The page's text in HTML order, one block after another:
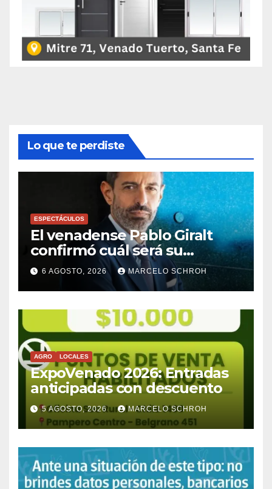
Lo que te perdiste
ESPECTÁCULOS
El venadense Pablo Giralt
confirmó cuál será su
próximo desafío tras el
Mundial 2026: “No quiero
hacer papelones”
6 AGOSTO, 2026 MARCELO SCHROH
AGRO LOCALES
ExpoVenado 2026: Entradas
anticipadas con descuento
5 AGOSTO, 2026 MARCELO SCHROH